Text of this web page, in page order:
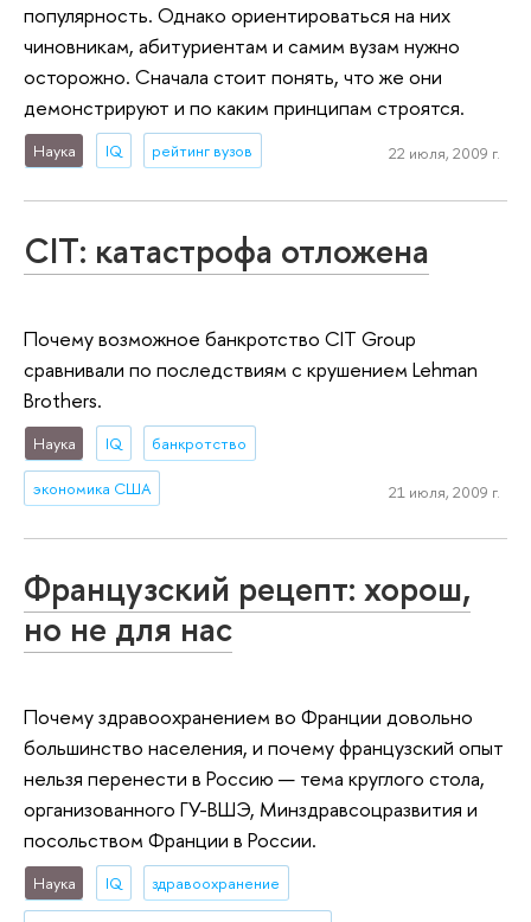
популярность. Однако ориентироваться на них
чиновникам, абитуриентам и самим вузам нужно
осторожно. Сначала стоит понять, что же они
демонстрируют и по каким принципам строятся.
Наука IQ рейтинг вузов 22 июля, 2009 г.
CIT: катастрофа отложена
Почему возможное банкротство CIT Group
сравнивали по последствиям с крушением Lehman
Brothers.
Наука IQ банкротство
экономика США 21 июля, 2009 г.
Французский рецепт: хорош,
но не для нас
Почему здравоохранением во Франции довольно
большинство населения, и почему французский опыт
нельзя перенести в Россию — тема круглого стола,
организованного ГУ-ВШЭ, Минздравсоцразвития и
посольством Франции в России.
Наука IQ здравоохранение